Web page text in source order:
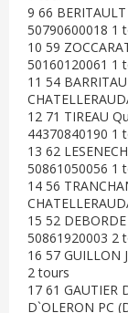
9 66
50790600018 1
10 59
50160120061 1
11 54
12 71 TIREAU
44370840190 1
13 62
50861050056 1
14 56
15 52
50861920003 2
16 57 GUILLON
2 tours
17 61 GAUTIER
D`OLERON PC